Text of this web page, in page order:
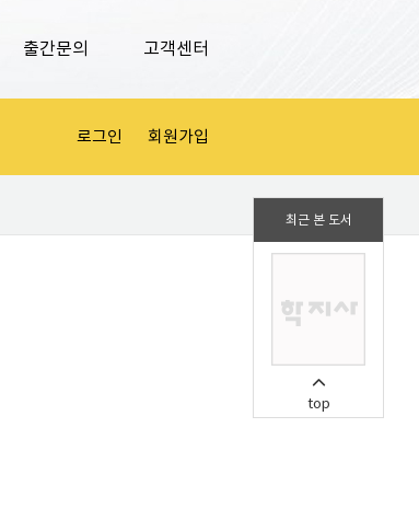
최근 본 도서
top
출간문의 고객센터
로그인 회원가입